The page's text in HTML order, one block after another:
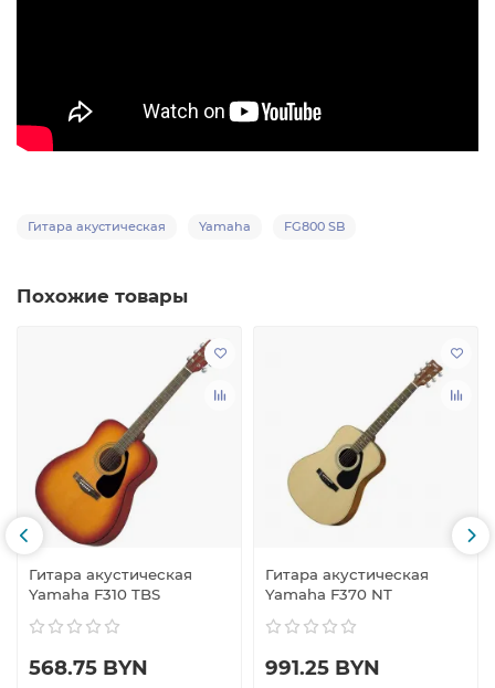
Гитара акустическая Yamaha FG800 SB
Похожие товары
Гитара акустическая
Yamaha F310 TBS
568.75 BYN
Гитара акустическая
Yamaha F370 NT
991.25 BYN